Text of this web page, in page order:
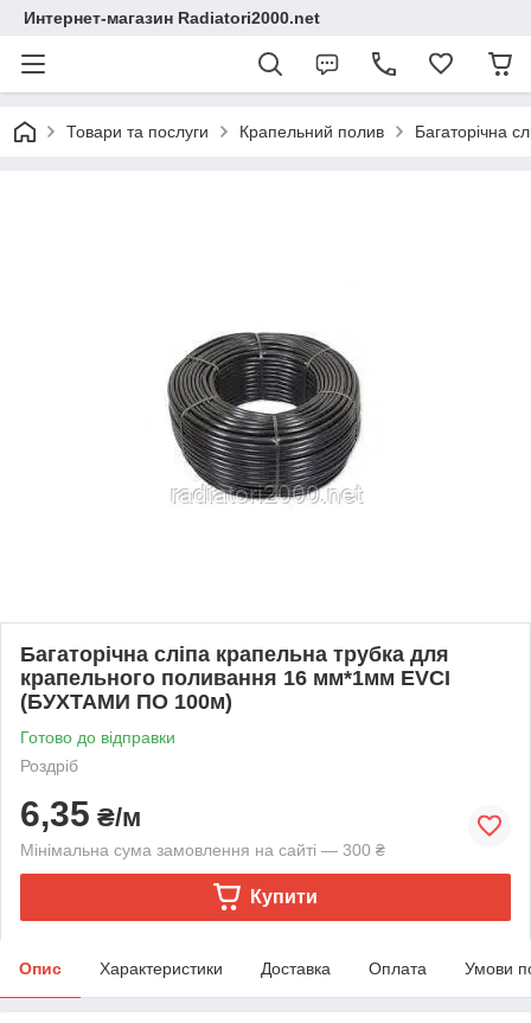
Интернет-магазин Radiatori2000.net
Товари та послуги Крапельний полив Багаторічна
Багаторічна сліпа крапельна трубка для
крапельного поливання 16 мм*1мм EVCI
(БУХТАМИ ПО 100м)
Готово до відправки
Роздріб
6,35 ₴/м
Мінімальна сума замовлення на сайті — 300 ₴
Купити
Опис Характеристики Доставка Оплата Умови